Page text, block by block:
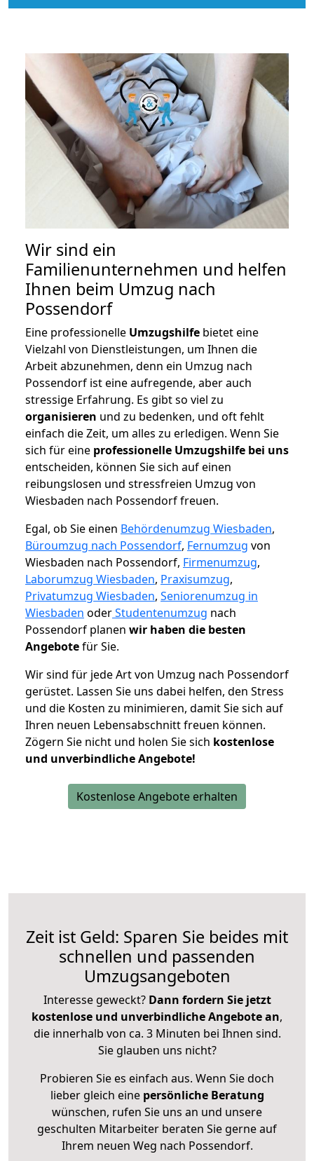
Wir sind ein
Familienunternehmen und helfen
Ihnen beim Umzug nach
Possendorf
Eine professionelle Umzugshilfe bietet eine
Vielzahl von Dienstleistungen, um Ihnen die
Arbeit abzunehmen, denn ein Umzug nach
Possendorf ist eine aufregende, aber auch
stressige Erfahrung. Es gibt so viel zu
organisieren und zu bedenken, und oft fehlt
einfach die Zeit, um alles zu erledigen. Wenn Sie
sich für eine professionelle Umzugshilfe bei uns
entscheiden, können Sie sich auf einen
reibungslosen und stressfreien Umzug von
Wiesbaden nach Possendorf freuen.
Egal, ob Sie einen Behördenumzug Wiesbaden,
Büroumzug nach Possendorf, Fernumzug von
Wiesbaden nach Possendorf, Firmenumzug,
Laborumzug Wiesbaden, Praxisumzug,
Privatumzug Wiesbaden, Seniorenumzug in
Wiesbaden oderStudentenumzug nach
Possendorf planen wir haben die besten
Angebotefür Sie.
Wir sind für jede Art von Umzug nach Possendorf
gerüstet. Lassen Sie uns dabei helfen, den Stress
und die Kosten zu minimieren, damit Sie sich auf
Ihren neuen Lebensabschnitt freuen können.
Zögern Sie nicht und holen Sie sich kostenlose
und unverbindliche Angebote!
Kostenlose Angebote erhalten
Zeit ist Geld: Sparen Sie beides mit
schnellen und passenden
Umzugsangeboten
Interesse geweckt? Dann fordern Sie jetzt
kostenlose und unverbindliche Angebote an,
die innerhalb von ca. 3 Minuten bei Ihnen sind.
Sie glauben uns nicht?
Probieren Sie es einfach aus. Wenn Sie doch
lieber gleich eine persönliche Beratung
wünschen, rufen Sie uns an und unsere
geschulten Mitarbeiter beraten Sie gerne auf
Ihrem neuen Weg nach Possendorf.